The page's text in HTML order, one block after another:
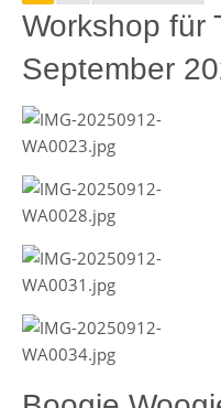
Workshop für
September